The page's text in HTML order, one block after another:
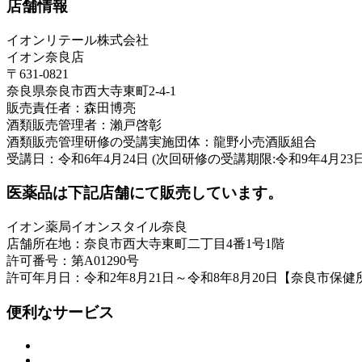
店舗情報
イオンリテール株式会社
イオン奈良店
〒631-0821
奈良県奈良市西大寺東町2-4-1
販売責任者：森田博亮
酒類販売管理者：瀨戸啓彰
酒類販売管理研修の受講実施団体：龍野小売酒販組合
受講日：令和6年4月24日 (次回研修の受講期限:令和9年4月23
医薬品は下記店舗にて販売しています。
イオン薬局イオンスタイル奈良
店舗所在地：奈良市西大寺東町二丁目4番1号1階
許可番号：第A01290号
許可年月日：令和2年8月21日～令和8年8月20日【奈良市保健
便利なサービス